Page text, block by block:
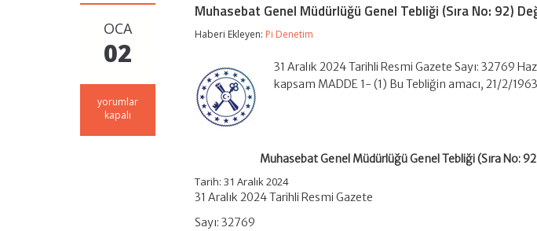
OCA
02
Muhasebat
Genel
yorumlar
kapalı
Muhasebat Genel Müdürlüğü Genel Tebliği (Sıra No: 92)
Haberi Ekleyen: Pi Denetim
31 Aralık 2024 Tarihli Resmi Gazete Sayı: 32769
kapsam MADDE 1- (1) Bu Tebliğin amacı, 21/2/
Muhasebat Genel Müdürlüğü Genel Tebliği (Sıra No:
Tarih: 31 Aralık 2024
31 Aralık 2024 Tarihli Resmi Gazete
Sayı: 32769